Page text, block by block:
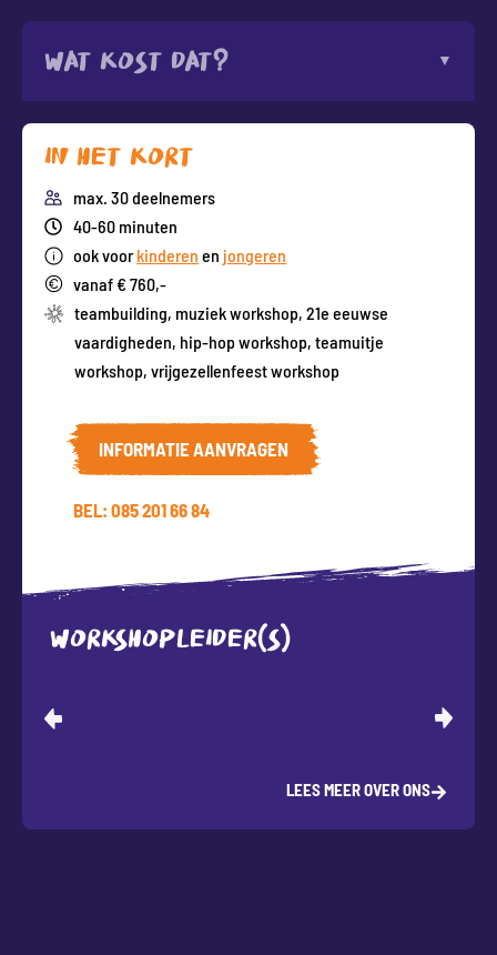
Wat kost dat?
In het kort
max. 30 deelnemers
40-60 minuten
ook voorkinderen enjongeren
vanaf € 760,-
teambuilding, muziek workshop, 21e eeuwse
vaardigheden, hip-hop workshop, teamuitje
workshop, vrijgezellenfeest workshop
INFORMATIE AANVRAGEN
BEL: 085 201 66 84
WORKSHOPLEIDER(S)
LEES MEER OVER ONS